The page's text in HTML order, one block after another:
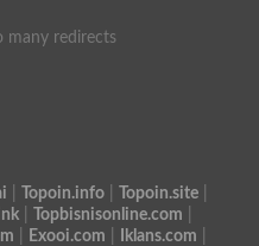
many redirects
Topoin.info| Topoin.site|
| Topbisnisonline.com
Exooi.com Iklans.com